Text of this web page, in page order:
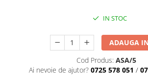
Dispensere acoperitoare colac wc
Dispensere hartie igienica
Dispensere odorizante
IN STOC
ADAUGA
Cod Produs: ASA/5
Ai nevoie de ajutor? 0725 578 051 /